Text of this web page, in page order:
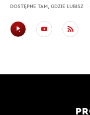
DOSTĘPNE TAM, GDZIE LUBISZ